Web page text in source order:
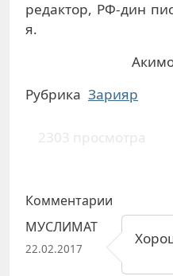
редактор, РФ-дин
я.
Рубрика Зарияр
2303 просмотра
Комментарии
МУСЛИМАТ
22.02.2017